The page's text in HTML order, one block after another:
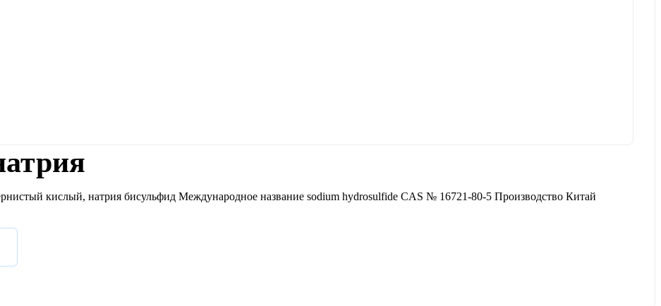
кислый, натрия бисульфид Международное название sodium hydrosulfide CAS № 16721-80-5 Производство Китай